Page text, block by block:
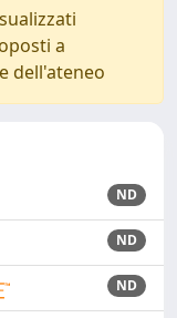
a
dell'ateneo
ND
ND
ND